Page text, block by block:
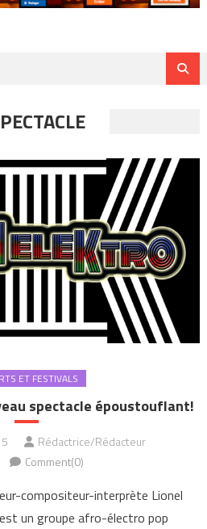
ET FESTIVALS
spectacle époustouflant!
Rédactrice/Rédacteur
Comment(0)
compositeur-interprète Lionel
un groupe afro-électro pop